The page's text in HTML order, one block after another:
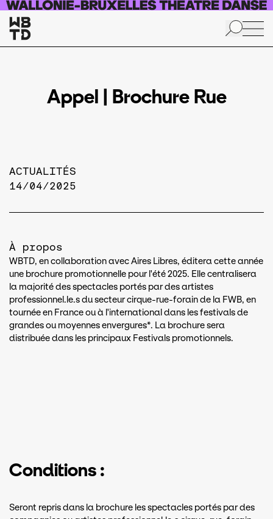
Aller au contenu principal
Appel | Brochure Rue
ACTUALITÉS
14/04/2025
À propos
WBTD, en collaboration avec Aires Libres, éditera cette année
une brochure promotionnelle pour l'été 2025. Elle centralisera
la majorité des spectacles portés par des artistes
professionnel.le.s du secteur cirque-rue-forain de la FWB, en
tournée en France ou à l'international dans les festivals de
grandes ou moyennes envergures*. La brochure sera
distribuée dans les principaux Festivals promotionnels.
Conditions :
Seront repris dans la brochure les spectacles portés par des